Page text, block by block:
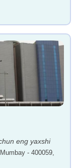
eng yaxshi
- 400059,